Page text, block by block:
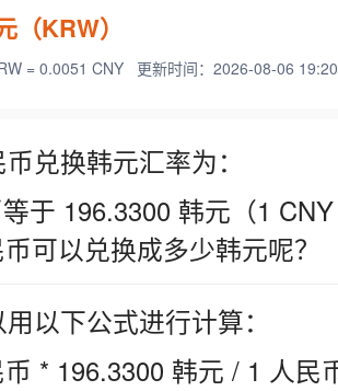
（KRW）
= 0.0051 CNY 更新时间：2026-08-06
兑换韩元汇率为：
于 196.3300 韩元（1
可以兑换成多少韩元呢？
以下公式进行计算：
* 196.3300 韩元 / 1 人民